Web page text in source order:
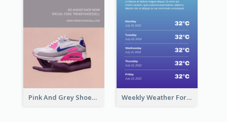
Pink And Grey Shoes Photo Shopping Instagram Story Weekly Weather Forecast Instagram Story